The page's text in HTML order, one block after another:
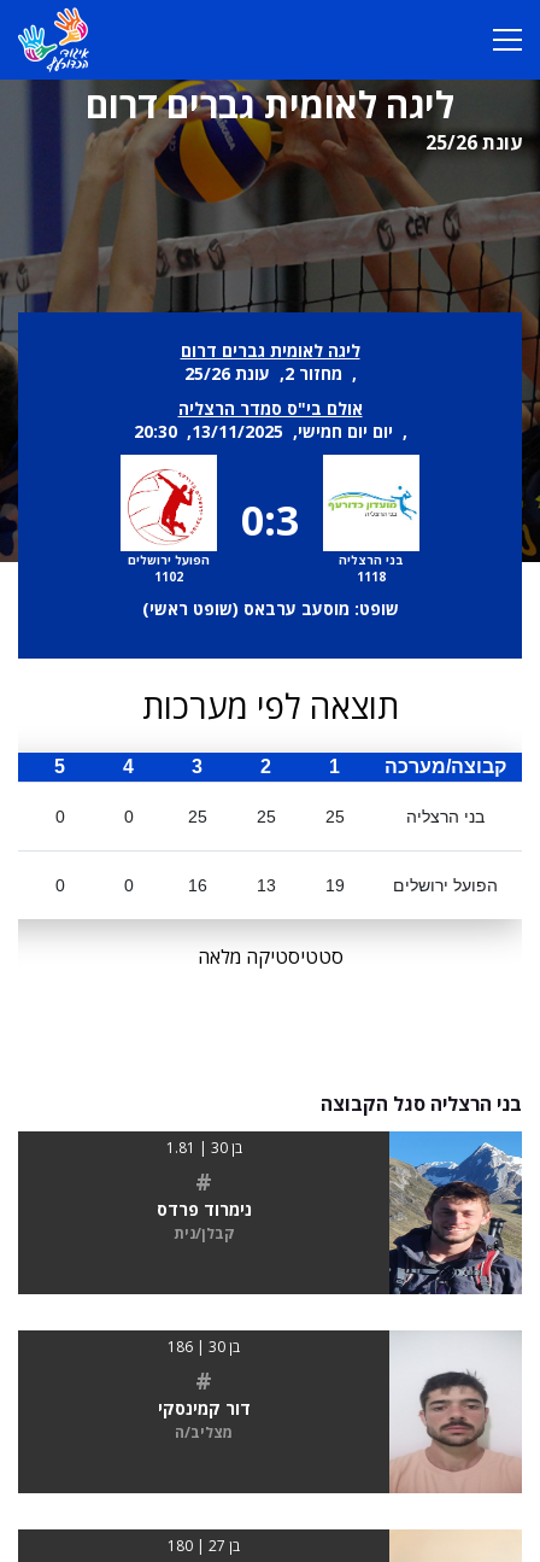
ליגה לאומית גברים דרום
עונת 25/26
ליגה לאומית גברים דרום
, מחזור 2, עונת 25/26
אולם בי"ס סמדר הרצליה
, יום יום חמישי, 13/11/2025, 20:30
בני הרצליה
1118
0:3
הפועל ירושלים
1102
שופט: מוסעב ערבאס (שופט ראשי)
תוצאה לפי מערכות
קבוצה/מערכה 1
2
3
4
5
בני הרצליה 25
25
25
0
0
הפועל ירושלים 19
13
16
0
0
סטטיסטיקה מלאה
בני הרצליה סגל הקבוצה
בן 30 | 1.81
#
נימרוד פרדס
קבלן/נית
בן 30 | 186
#
דור קמינסקי
מצליב/ה
בן 27 | 180